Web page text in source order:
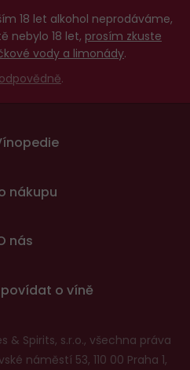
18 let alkohol neprodáváme,
nebylo 18 let, prosím zkuste
vody a limonády.
.
nákupu
nás
o víně
& Spirits, s.r.o., všechna práva
náměstí 53, 110 00 Praha 1,